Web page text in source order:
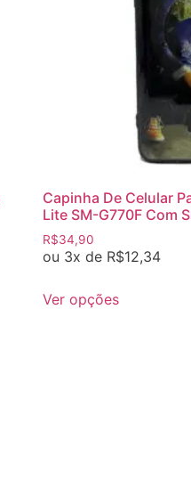
Capinha De Celular
Lite SM-G770F Com
R$34,90
ou 3x de R$12,34
Ver opções